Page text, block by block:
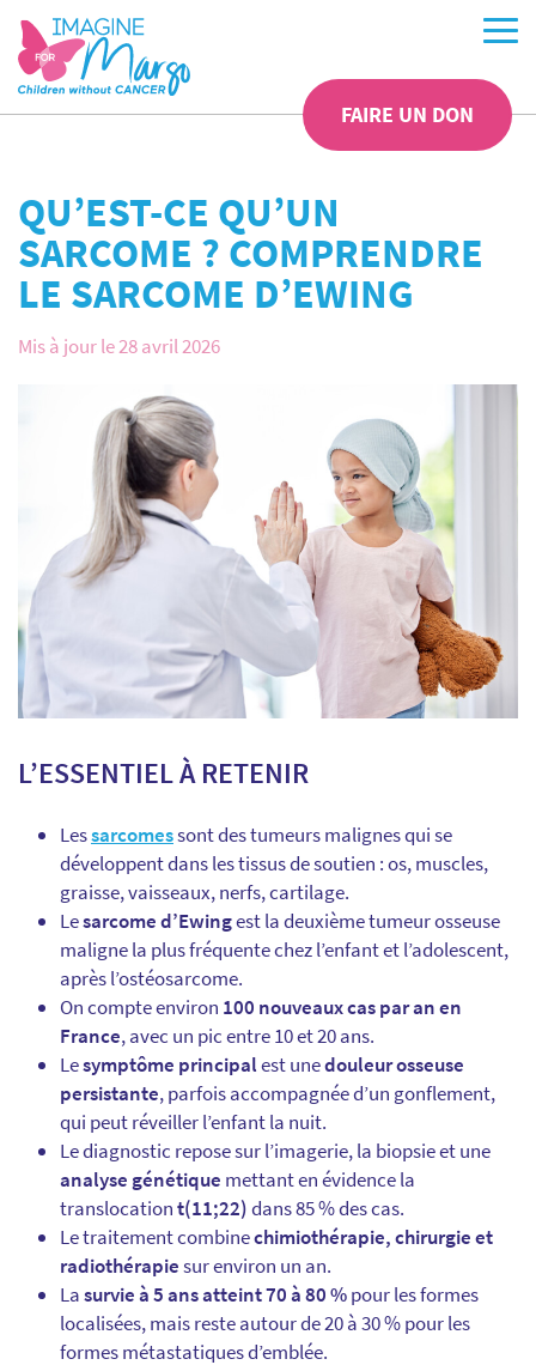
FAIRE UN DON
QU’EST-CE QU’UN
SARCOME ? COMPRENDRE
LE SARCOME D’EWING
Mis à jour le 28 avril 2026
L’ESSENTIEL À RETENIR
Lessarcomessont des tumeurs malignes qui se
développent dans les tissus de soutien : os, muscles,
graisse, vaisseaux, nerfs, cartilage.
Lesarcome d’Ewingest la deuxième tumeur osseuse
maligne la plus fréquente chez l’enfant et l’adolescent,
après l’ostéosarcome.
On compte environ 100 nouveaux cas par an en
France, avec un pic entre 10 et 20 ans.
Lesymptôme principalest unedouleur osseuse
persistante, parfois accompagnée d’un gonflement,
qui peut réveiller l’enfant la nuit.
Le diagnostic repose sur l’imagerie, la biopsie et une
analyse génétique mettant en évidence la
translocationt(11;22)dans 85 % des cas.
Le traitement combinechimiothérapie, chirurgie et
radiothérapiesur environ un an.
Lasurvie à 5 ans atteint 70 à 80 %pour les formes
localisées, mais reste autour de 20 à 30 % pour les
formes métastatiques d’emblée.